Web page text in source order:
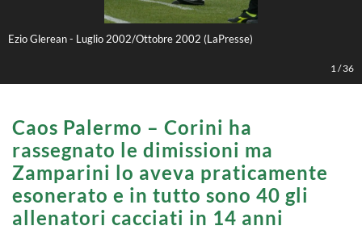
Ezio Glerean - Luglio 2002/Ottobre 2002 (LaPresse)
1 /36
Caos Palermo – Corini ha
rassegnato le dimissioni ma
Zamparini lo aveva praticamente
esonerato e in tutto sono 40 gli
allenatori cacciati in 14 anni